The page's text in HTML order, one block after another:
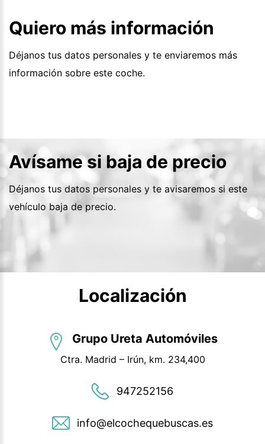
Quiero más información
Déjanos tus datos personales y te enviaremos más
información sobre este coche.
Avísame si baja de precio
Déjanos tus datos personales y te avisaremos si este
vehículo baja de precio.
Localización
Grupo Ureta Automóviles
Ctra. Madrid – Irún, km. 234,400
947252156
info@elcochequebuscas.es